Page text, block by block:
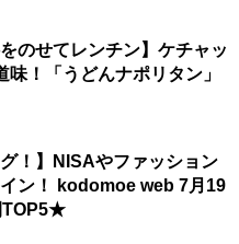
のせてレンチン】ケチャッ
味！「うどんナポリタン」
グ！】NISAやファッション
ン！ kodomoe web 7月19
TOP5★